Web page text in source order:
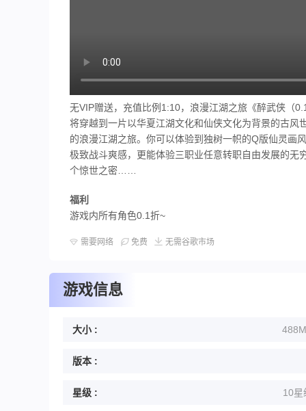
无VIP赠送，充值比例1:10，浪漫江湖之旅《醉武侠（
将穿越到一片以华夏江湖文化和仙侠文化为背景的古
的浪漫江湖之旅。你可以体验到独树一帜的Q版仙灵画
极致战斗爽感，更能体验三职业任意转职自由发展的
个惊世之密……
福利
游戏内所有角色0.1折~
需要网络 免费 无需谷歌市场
游戏信息
大小 :
版本 :
星级 : 10星